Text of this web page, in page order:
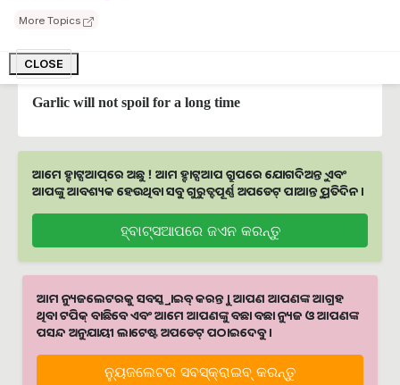
More Topics
CLOSE
garlic tea control blood sugar level
Garlic will not spoil for a long time
ଆମେ ହ୍ବାଟ୍ସଆପ୍‌ରେ ଅଛୁ ! ଆମ ହ୍ବାଟ୍ସଆପ ଗ୍ରୁପରେ ଯୋଗଦିଅନ୍ତୁ ଏବଂ
ଆପଙ୍କୁ ଆବଶ୍ୟକ ହେଉଥିବା ସବୁ ଗୁରୁତ୍ବପୂର୍ଣ୍ଣ ଅପଡେଟ୍‌ ପାଆନ୍ତୁ ପ୍ରତିଦିନ ।
ହ୍ବାଟ୍ସଆପରେ ଜଏନ କରନ୍ତୁ
ଆମ ନ୍ୟୁଜଲେଟରକୁ ସବସ୍କ୍ରାଇବ୍ କରନ୍ତୁ । ଆପଣ ଆପଣଙ୍କ ଆଗ୍ରହ
ଥିବା ଟପିକ୍‌ ବାଛିବେ ଏବଂ ଆମେ ଆପଣଙ୍କୁ ବଛା ବଛା ନ୍ୟୁଜ ଓ ଆପଣଙ୍କ
ପସନ୍ଦ ଅନୁଯାୟୀ ଲାଟେଷ୍ଟ ଅପଡେଟ୍‌ ପଠାଇଦେବୁ ।
ନ୍ୟୁଜଲେଟର ସବସ୍କ୍ରାଇବ୍‌ କରନ୍ତୁ